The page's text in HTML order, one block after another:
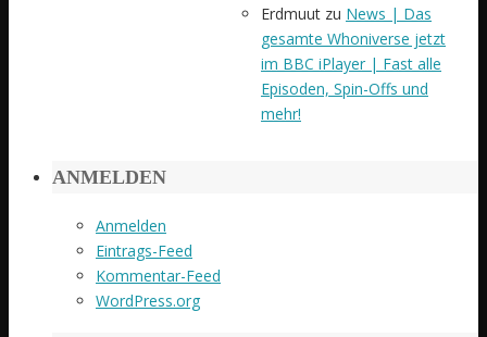
Erdmuut zu News | Das
gesamte Whoniverse jetzt
im BBC iPlayer | Fast alle
Episoden, Spin-Offs und
mehr!
ANMELDEN
Anmelden
Eintrags-Feed
Kommentar-Feed
WordPress.org